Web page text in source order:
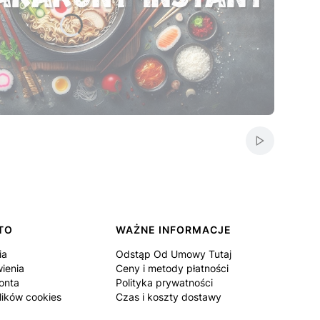
Włącz
cookies
WAŻNE INFORMACJE
Odstąp Od Umowy Tutaj
Ceny i metody płatności
Polityka prywatności
Czas i koszty dostawy